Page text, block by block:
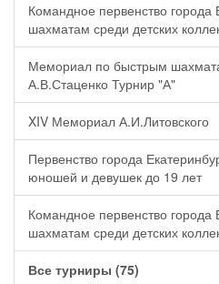
Командное первенство города
шахматам среди детских
Мемориал по быстрым
А.В.Стаценко Турнир "А"
XIV Мемориал А.И.Литовского
Первенство города
юношей и девушек до 19 лет
Командное первенство города
шахматам среди детских
Все турниры (75)